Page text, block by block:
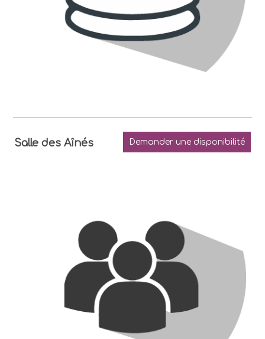
Demander une disponibilité
Salle des Aînés